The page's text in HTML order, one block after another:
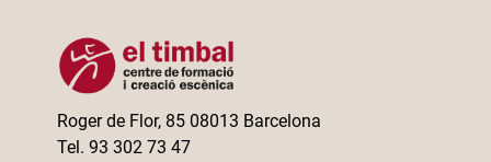
Roger de Flor, 85 08013 Barcelona
Tel. 93 302 73 47